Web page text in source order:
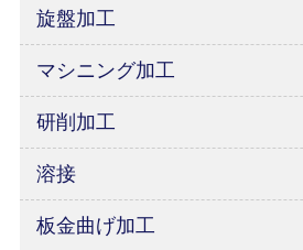
旋盤加工
マシニング加工
研削加工
溶接
板金曲げ加工